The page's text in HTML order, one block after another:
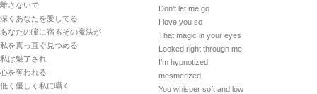
離さないで
深くあなたを愛してる
あなたの瞳に宿るその魔法が
私を真っ直ぐ見つめる
私は魅了され
心を奪われる
低く優しく私に囁く
Don’t let me go
I love you so
That magic in your eyes
Looked right through me
I’m hypnotized,
mesmerized
You whisper soft and low